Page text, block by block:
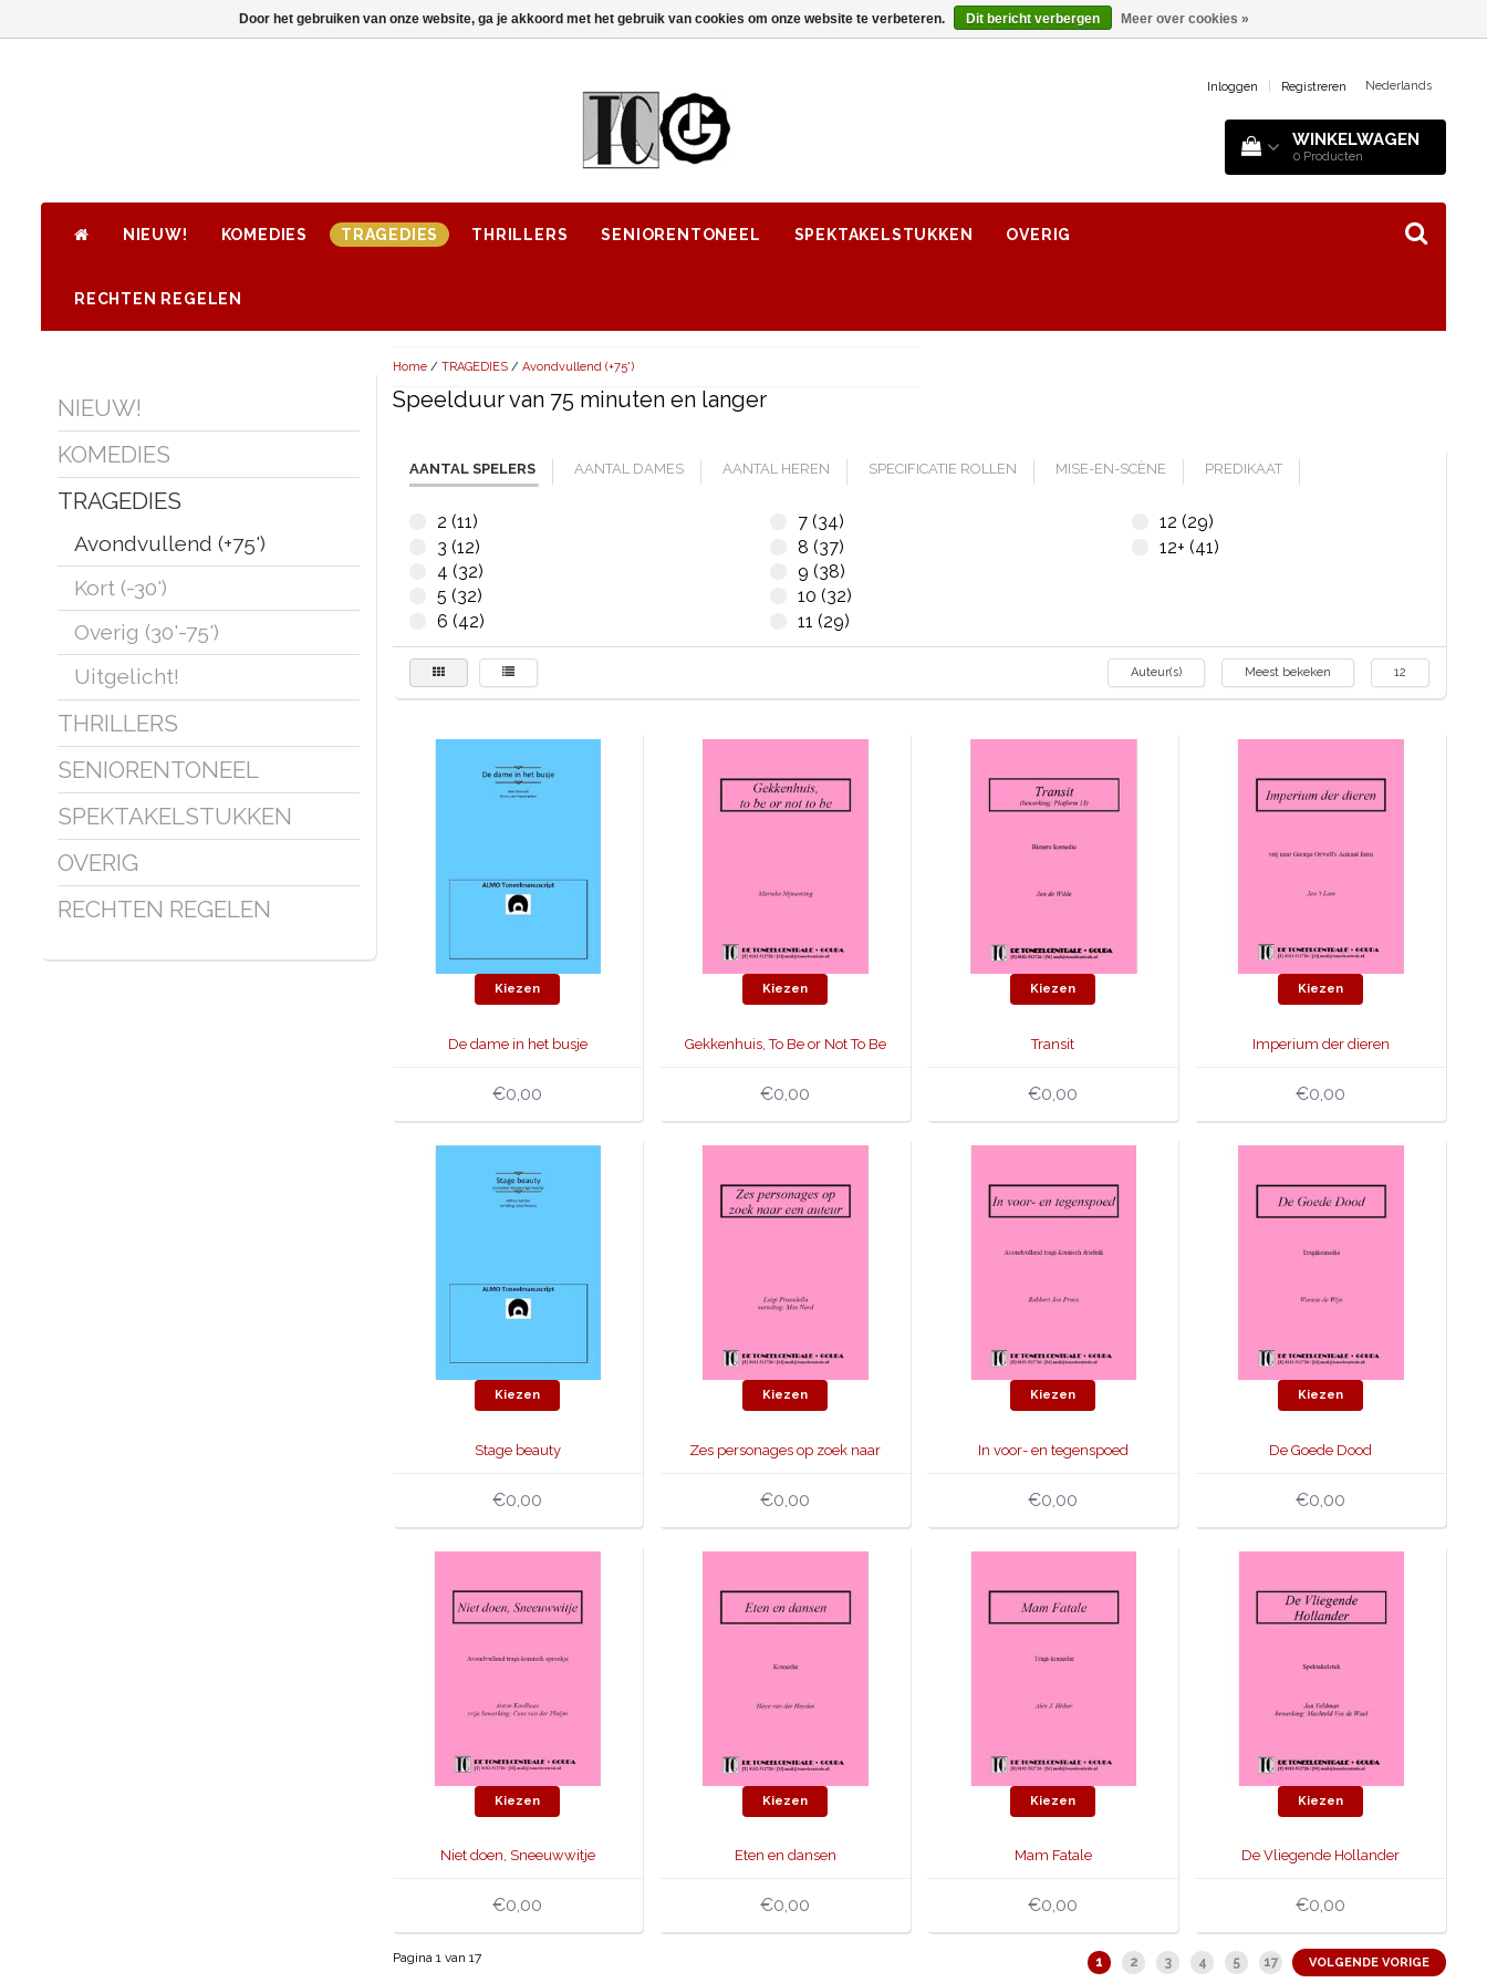
Inloggen Registreren Nederlands
WINKELWAGEN
0 Producten
NIEUW! KOMEDIES TRAGEDIES THRILLERS SENIORENTONEEL SPEKTAKELSTUKKEN OVERIG
RECHTEN REGELEN
NIEUW!
KOMEDIES
TRAGEDIES
Avondvullend (+75')
Kort (-30')
Overig (30'-75')
Uitgelicht!
THRILLERS
SENIORENTONEEL
SPEKTAKELSTUKKEN
OVERIG
RECHTEN REGELEN
Home/ TRAGEDIES/ Avondvullend (+75')
Speelduur van 75 minuten en langer
AANTAL SPELERS AANTAL DAMES AANTAL HEREN SPECIFICATIE ROLLEN MISE-EN-SCÈNE PREDIKAAT
2 (11)
3 (12)
4 (32)
5 (32)
6 (42)
7 (34)
8 (37)
9 (38)
10 (32)
11 (29)
12 (29)
12+ (41)
Auteur(s) Meest bekeken 12
Kiezen
De dame in het busje
€0,00
Kiezen
Gekkenhuis, To Be or Not To Be
€0,00
Kiezen
Transit
€0,00
Kiezen
Imperium der dieren
€0,00
Kiezen
Stage beauty
€0,00
Kiezen
Zes personages op zoek naar
€0,00
Kiezen
In voor- en tegenspoed
€0,00
Kiezen
De Goede Dood
€0,00
Kiezen
Niet doen, Sneeuwwitje
€0,00
Kiezen
Eten en dansen
€0,00
Kiezen
Mam Fatale
€0,00
Kiezen
De Vliegende Hollander
€0,00
Pagina 1 van 17 1 2 3 4 5 17 VOLGENDE VORIGE
Door het gebruiken van onze website, ga je akkoord met het gebruik van cookies om onze website te verbeteren. Dit bericht verbergen Meer over cookies »